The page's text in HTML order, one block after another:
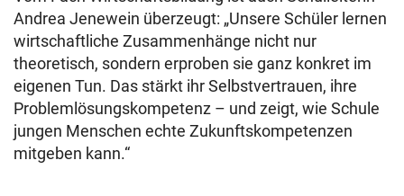
Andrea Jenewein überzeugt: „Unsere Schüler lernen
wirtschaftliche Zusammenhänge nicht nur
theoretisch, sondern erproben sie ganz konkret im
eigenen Tun. Das stärkt ihr Selbstvertrauen, ihre
Problemlösungskompetenz – und zeigt, wie Schule
jungen Menschen echte Zukunftskompetenzen
mitgeben kann.“